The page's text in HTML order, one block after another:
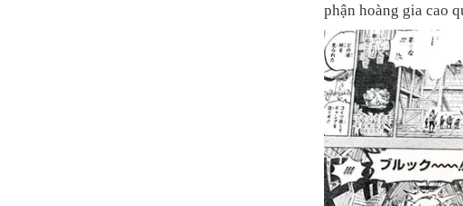
phận hoàng gia cao